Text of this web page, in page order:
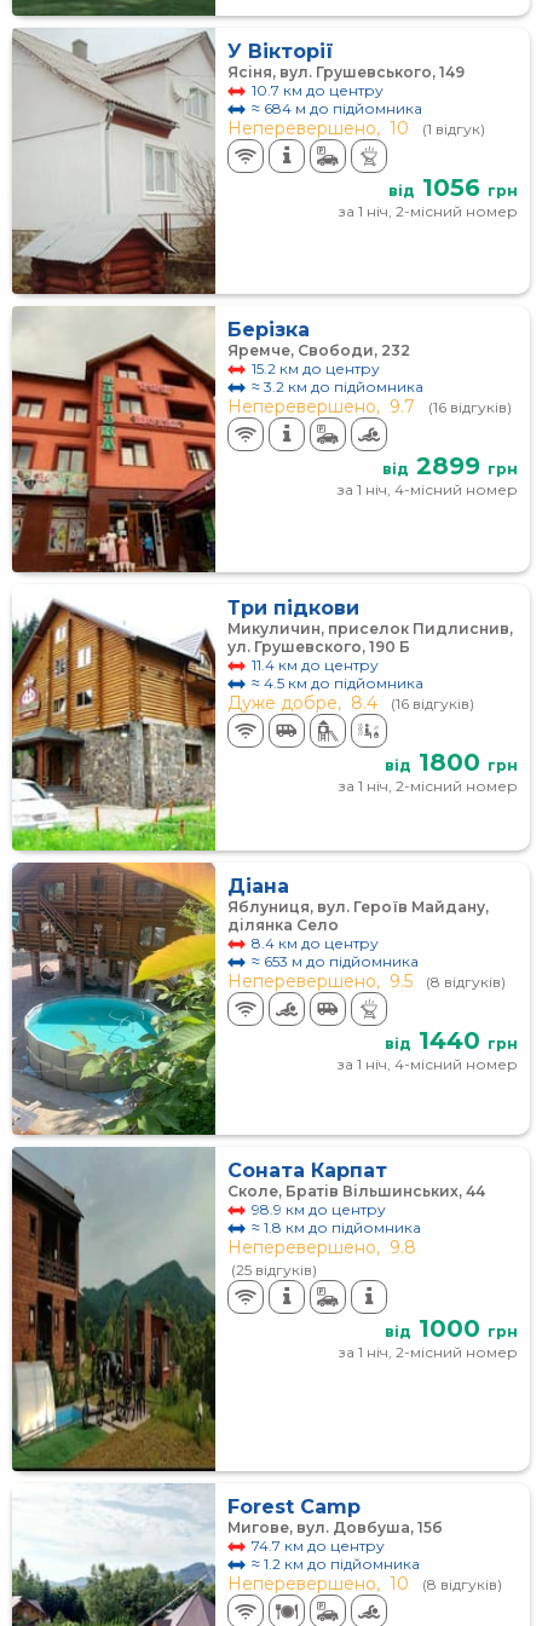
У Вікторії
Ясіня, вул. Грушевського, 149
10.7 км до центру
≈ 684 м до підйомника
Неперевершено, 10 (1 відгук)
від 1056 грн
за 1 ніч, 2-місний номер
Берізка
Яремче, Свободи, 232
15.2 км до центру
≈ 3.2 км до підйомника
Неперевершено, 9.7 (16 відгуків)
від 2899 грн
за 1 ніч, 4-місний номер
Три підкови
Микуличин, приселок Пидлиснив,
ул. Грушевского, 190 Б
11.4 км до центру
≈ 4.5 км до підйомника
Дуже добре, 8.4 (16 відгуків)
від 1800 грн
за 1 ніч, 2-місний номер
Діана
Яблуниця, вул. Героїв Майдану,
ділянка Село
8.4 км до центру
≈ 653 м до підйомника
Неперевершено, 9.5 (8 відгуків)
від 1440 грн
за 1 ніч, 4-місний номер
Соната Карпат
Сколе, Братів Вільшинських, 44
98.9 км до центру
≈ 1.8 км до підйомника
Неперевершено, 9.8
(25 відгуків)
від 1000 грн
за 1 ніч, 2-місний номер
Forest Camp
Мигове, вул. Довбуша, 15б
74.7 км до центру
≈ 1.2 км до підйомника
Неперевершено, 10 (8 відгуків)